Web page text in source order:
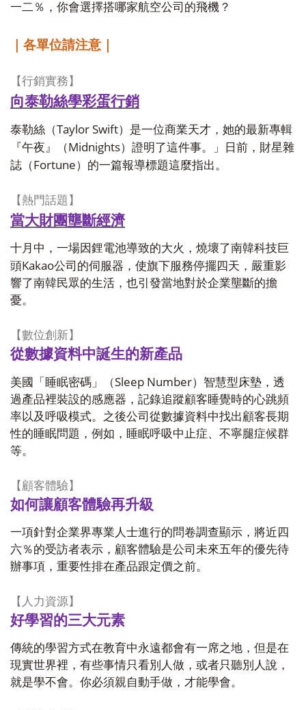
一二％，你會選擇搭哪家航空公司的飛機？
｜各單位請注意｜
【行銷實務】
向泰勒絲學彩蛋行銷
泰勒絲（Taylor Swift）是一位商業天才，她的最新專輯
『午夜』（Midnights）證明了這件事。」日前，財星雜
誌（Fortune）的一篇報導標題這麼指出。
【熱門話題】
當大財團壟斷經濟
十月中，一場因鋰電池導致的大火，燒壞了南韓科技巨
頭Kakao公司的伺服器，使旗下服務停擺四天，嚴重影
響了南韓民眾的生活，也引發當地對於企業壟斷的擔
憂。
【數位創新】
從數據資料中誕生的新產品
美國「睡眠密碼」（Sleep Number）智慧型床墊，透
過產品裡裝設的感應器，記錄追蹤顧客睡覺時的心跳頻
率以及呼吸模式。之後公司從數據資料中找出顧客長期
性的睡眠問題，例如，睡眠呼吸中止症、不寧腿症候群
等。
【顧客體驗】
如何讓顧客體驗再升級
一項針對企業界專業人士進行的問卷調查顯示，將近四
六％的受訪者表示，顧客體驗是公司未來五年的優先待
辦事項，重要性排在產品跟定價之前。
【人力資源】
好學習的三大元素
傳統的學習方式在教育中永遠都會有一席之地，但是在
現實世界裡，有些事情只看別人做，或者只聽別人說，
就是學不會。你必須親自動手做，才能學會。